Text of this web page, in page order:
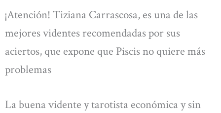
¡Atención! Tiziana Carrascosa, es una de las
mejores videntes recomendadas por sus
aciertos, que expone que Piscis no quiere más
problemas
La buena vidente y tarotista económica y sin